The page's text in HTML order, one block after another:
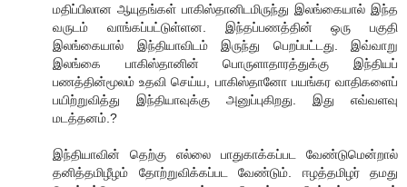
மதிப்பிலான ஆயுதங்கள் பாகிஸ்தானிடமிருந்து இலங்கையால் இந்த
வருடம் வாங்கப்பட்டுள்ளன. இந்தப்பணத்தின் ஒரு பகுதி
இலங்கையால் இந்தியாவிடம் இருந்து பெறப்பட்டது. இவ்வாறு
இலங்கை பாகிஸ்தானின் பொருளாதாரத்துக்கு இந்தியப்
பணத்தின்மூலம் உதவி செய்ய, பாகிஸ்தானோ பயங்கர வாதிகளைப்
பயிற்றுவித்து இந்தியாவுக்கு அனுப்புகிறது. இது எவ்வளவு
மடத்தனம்.?
இந்தியாவின் தெற்கு எல்லை பாதுகாக்கப்பட வேண்டுமென்றால்
தனித்தமிழீழம் தோற்றுவிக்கப்பட வேண்டும். ஈழத்தமிழர் தமது